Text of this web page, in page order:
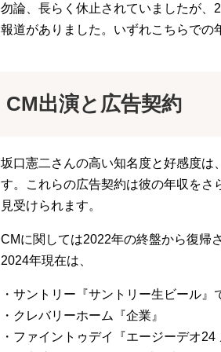
勿論、長らく休止されていましたが
報道がありました。いずれこちらでの
CM出演と広告契約
坂口憲二さんの高い知名度と好感度
す。これらの広告契約は彼の年収を
見受けられます。
CMに関しては2022年の終盤から復帰
2024年現在は、
・サントリー『サントリー生ビール』
・クレバリーホーム『企業』
・ファイントゥデイ『エージーデオ